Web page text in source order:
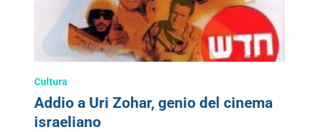
Cultura
Addio a Uri Zohar, genio del cinema
israeliano